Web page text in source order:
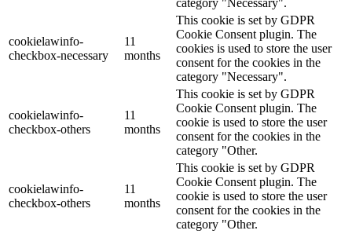
category "Necessary".
cookielawinfo-
checkbox-necessary
11
months
This cookie is set by GDPR
Cookie Consent plugin. The
cookies is used to store the user
consent for the cookies in the
category "Necessary".
cookielawinfo-
checkbox-others
11
months
This cookie is set by GDPR
Cookie Consent plugin. The
cookie is used to store the user
consent for the cookies in the
category "Other.
cookielawinfo-
checkbox-others
11
months
This cookie is set by GDPR
Cookie Consent plugin. The
cookie is used to store the user
consent for the cookies in the
category "Other.